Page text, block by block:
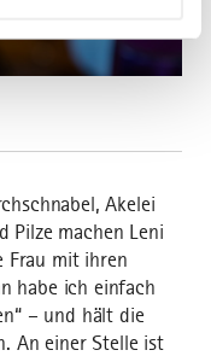
Akelei
Pilze machen Leni
Frau mit ihren
habe ich einfach
– und hält die
An einer Stelle ist